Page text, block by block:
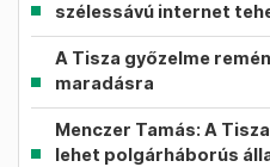
szélessávú internet
A Tisza győzelme
maradásra
Menczer Tamás: A
lehet polgárháborús